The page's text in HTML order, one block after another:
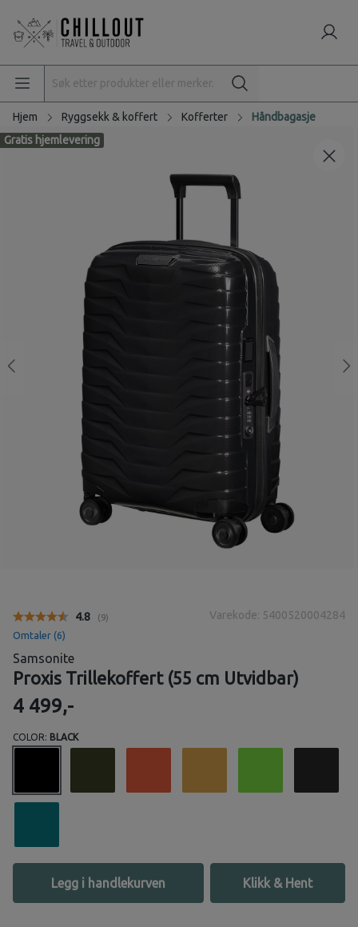
Hjem Ryggsekk & koffert Kofferter
Håndbagasje
Gratis hjemlevering
Gjennomsnittskarakter:
4.8 (stemmer:
9)
Omtaler (6)
Varekode: 5400520004284
Samsonite
Proxis Trillekoffert (55 cm Utvidbar)
4 499,-
COLOR: BLACK
Legg i handlekurven Klikk & Hent